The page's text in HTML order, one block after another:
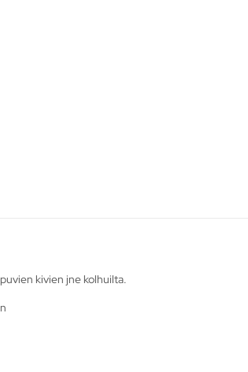
kivien jne kolhuilta.